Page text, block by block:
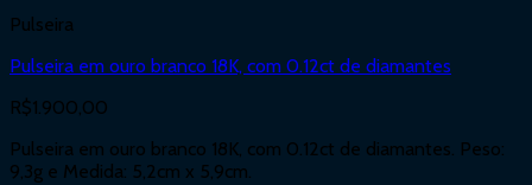
Pulseira
Pulseira em ouro branco 18K, com 0.12ct de diamantes
R$1.900,00
Pulseira em ouro branco 18K, com 0.12ct de diamantes. Peso:
9,3g e Medida: 5,2cm x 5,9cm.